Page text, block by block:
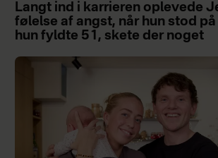
Langt ind i karrieren oplevede
følelse af angst, når hun stod på
hun fyldte 51, skete der noget